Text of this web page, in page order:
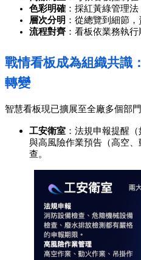
色彩明確 ：採紅黃綠管理
層次分明 ：從總覽到細節，
流程對齊 ：看板依業務執
戰情看板成為組織共識
轉變
智慧看板現已擴展至全廠多個部
工安衛室 ：法規申報提醒
與高風險作業預告（高空
查。